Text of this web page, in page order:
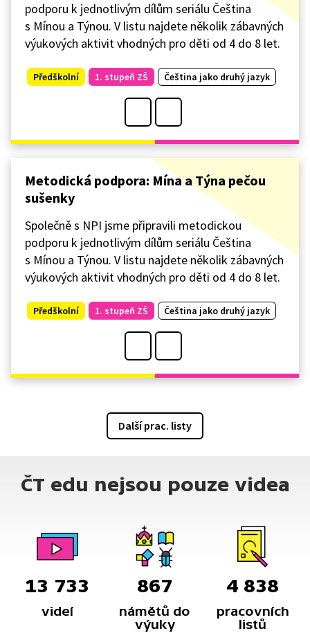
podporu k jednotlivým dílům seriálu Čeština
s Mínou a Týnou. V listu najdete několik zábavných
výukových aktivit vhodných pro děti od 4 do 8 let.
Předškolní 1. stupeň ZŠ Čeština jako druhý jazyk
Metodická podpora: Mína a Týna pečou
sušenky
Společně s NPI jsme připravili metodickou
podporu k jednotlivým dílům seriálu Čeština
s Mínou a Týnou. V listu najdete několik zábavných
výukových aktivit vhodných pro děti od 4 do 8 let.
Předškolní 1. stupeň ZŠ Čeština jako druhý jazyk
Další prac. listy
ČT edu nejsou pouze videa
13 733
videí
867
námětů do
výuky
4 838
pracovních
listů